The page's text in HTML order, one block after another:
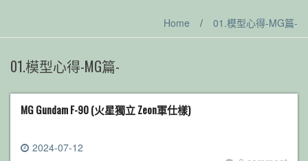
Home / 01.模型心得-MG篇-
01.模型心得-MG篇-
MG Gundam F-90 (火星獨立 Zeon軍仕樣)
2024-07-12